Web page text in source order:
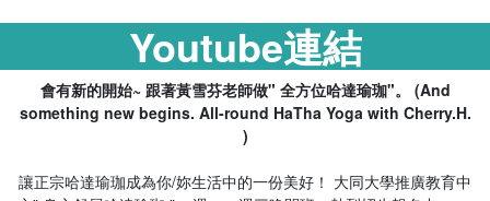
Youtube連結
會有新的開始~ 跟著黃雪芬老師做" 全方位哈達瑜珈"。 (And
something new begins. All-round HaTha Yoga with Cherry.H.
)
讓正宗哈達瑜珈成為你/妳生活中的一份美好！ 大同大學推廣教育中